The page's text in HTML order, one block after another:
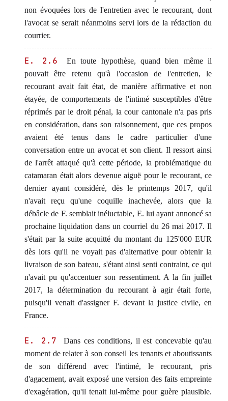
non évoquées lors de l'entretien avec le recourant, dont
l'avocat se serait néanmoins servi lors de la rédaction du
courrier.
E. 2.6
En toute hypothèse, quand bien même il
pouvait être retenu qu'à l'occasion de l'entretien, le
recourant avait fait état, de manière affirmative et non
étayée, de comportements de l'intimé susceptibles d'être
réprimés par le droit pénal, la cour cantonale n'a pas pris
en considération, dans son raisonnement, que ces propos
avaient été tenus dans le cadre particulier d'une
conversation entre un avocat et son client. Il ressort ainsi
de l'arrêt attaqué qu'à cette période, la problématique du
catamaran était alors devenue aiguë pour le recourant, ce
dernier ayant considéré, dès le printemps 2017, qu'il
n'avait reçu qu'une coquille inachevée, alors que la
débâcle de F. semblait inéluctable, E. lui ayant annoncé sa
prochaine liquidation dans un courriel du 26 mai 2017. Il
s'était par la suite acquitté du montant du 125'000 EUR
dès lors qu'il ne voyait pas d'alternative pour obtenir la
livraison de son bateau, s'étant ainsi senti contraint, ce qui
n'avait pu qu'accentuer son ressentiment. A la fin juillet
2017, la détermination du recourant à agir était forte,
puisqu'il venait d'assigner F. devant la justice civile, en
France.
E. 2.7
Dans ces conditions, il est concevable qu'au
moment de relater à son conseil les tenants et aboutissants
de son différend avec l'intimé, le recourant, pris
d'agacement, avait exposé une version des faits empreinte
d'exagération, qu'il tenait lui-même pour guère plausible.